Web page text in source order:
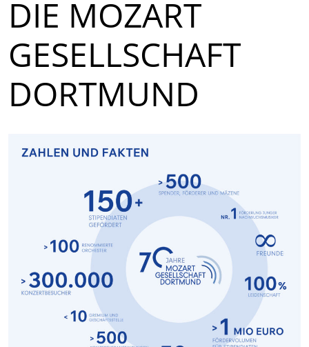
DIE MOZART
GESELLSCHAFT
DORTMUND